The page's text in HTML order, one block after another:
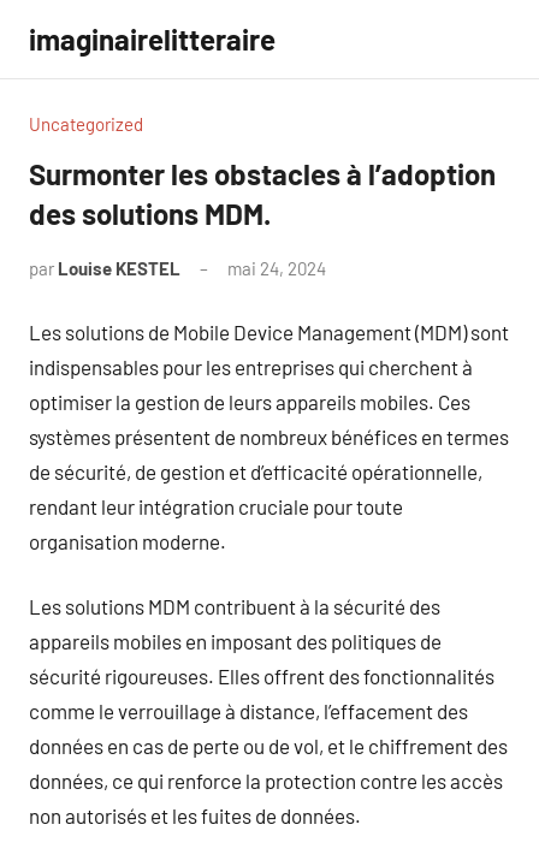
contenu
imaginairelitteraire
Uncategorized
Surmonter les obstacles à l’adoption
des solutions MDM.
par Louise KESTEL mai 24, 2024
Les solutions de Mobile Device Management (MDM) sont
indispensables pour les entreprises qui cherchent à
optimiser la gestion de leurs appareils mobiles. Ces
systèmes présentent de nombreux bénéfices en termes
de sécurité, de gestion et d’efficacité opérationnelle,
rendant leur intégration cruciale pour toute
organisation moderne.
Les solutions MDM contribuent à la sécurité des
appareils mobiles en imposant des politiques de
sécurité rigoureuses. Elles offrent des fonctionnalités
comme le verrouillage à distance, l’effacement des
données en cas de perte ou de vol, et le chiffrement des
données, ce qui renforce la protection contre les accès
non autorisés et les fuites de données.